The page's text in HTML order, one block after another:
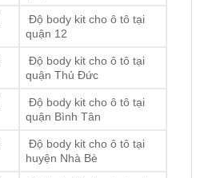
Độ body kit cho ô tô tại
quận Thủ Đức
Độ body kit cho ô tô tại
quận Bình Tân
Độ body kit cho ô tô tại
huyện Nhà Bè
Độ body kit cho ô tô tại
huyện Hóc Môn